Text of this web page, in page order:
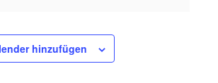
hinzufügen